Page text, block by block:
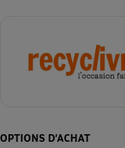
OPTIONS D’ACHAT